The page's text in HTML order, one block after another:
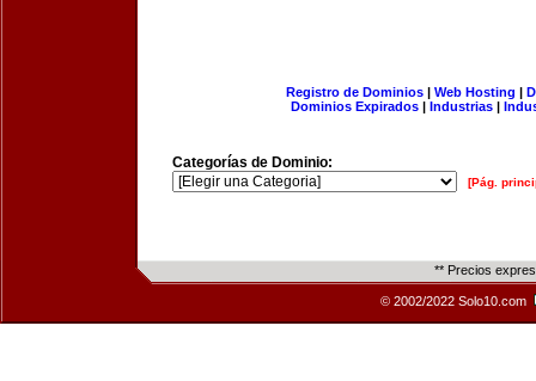
Registro de Dominios| Web Hosting |
Dominios Expirados | Industrias |
Categorías de Dominio:
[Pág.
** Precios
© 2002/2022 Solo10.com